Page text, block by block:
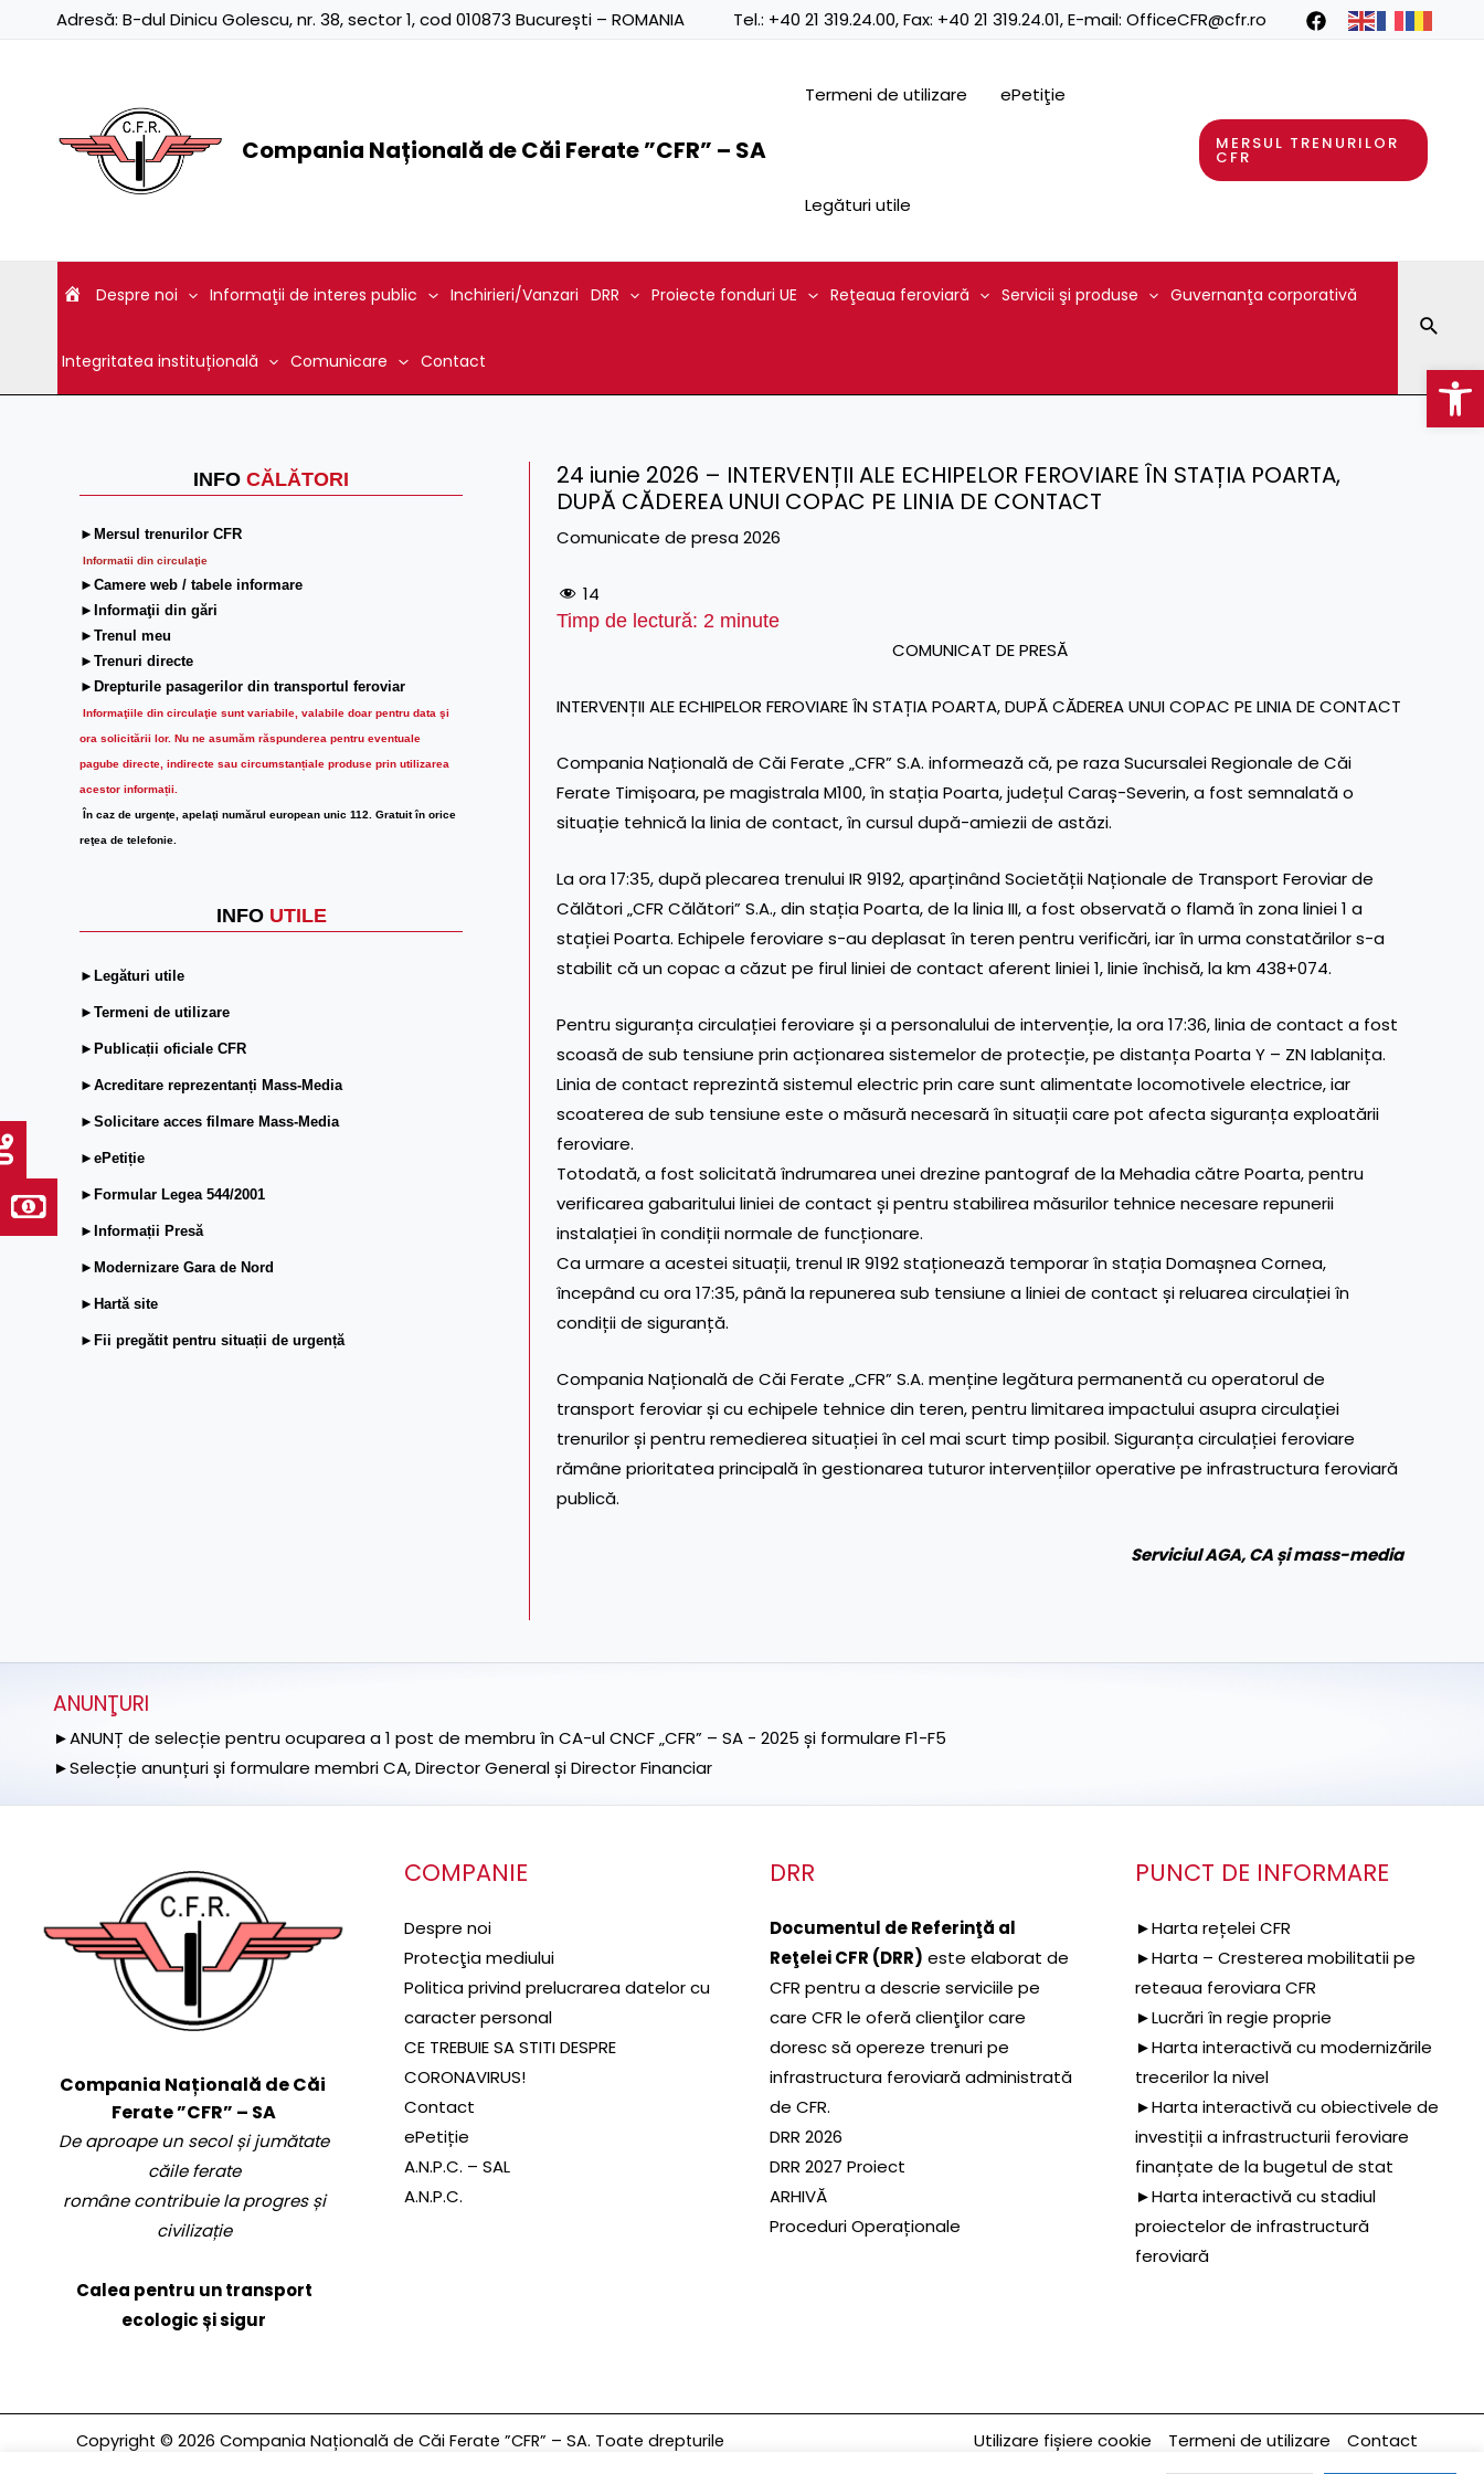
Adresă: B-dul Dinicu Golescu, nr. 38, sector 1, cod 010873 București – ROMANIA Tel.: +40 21 319.24.00, Fax: +40 21 319.24.01, E-mail: OfficeCFR@cfr.ro
Compania Națională de Căi Ferate ”CFR” – SA
Termeni de utilizare ePetiţie
Legături utile
MERSUL TRENURILOR
CFR
Despre noi Informaţii de interes public Inchirieri/Vanzari DRR Proiecte fonduri UE Reţeaua feroviară Servicii şi produse Guvernanţa corporativă
Integritatea instituțională Comunicare Contact
INFO CĂLĂTORI
►Mersul trenurilor CFR
Informatii din circulaţie
►Camere web / tabele informare
►Informaţii din gări
►Trenul meu
►Trenuri directe
►Drepturile pasagerilor din transportul feroviar
Informaţiile din circulaţie sunt variabile, valabile doar pentru data şi
ora solicitării lor. Nu ne asumăm răspunderea pentru eventuale
pagube directe, indirecte sau circumstanțiale produse prin utilizarea
acestor informații.
În caz de urgenţe, apelaţi numărul european unic 112. Gratuit în orice
reţea de telefonie.
INFO UTILE
►Legături utile
►Termeni de utilizare
►Publicații oficiale CFR
►Acreditare reprezentanți Mass-Media
►Solicitare acces filmare Mass-Media
►ePetiție
►Formular Legea 544/2001
►Informații Presă
►Modernizare Gara de Nord
►Hartă site
►Fii pregătit pentru situații de urgență
24 iunie 2026 – INTERVENȚII ALE ECHIPELOR FEROVIARE ÎN STAȚIA POARTA,
DUPĂ CĂDEREA UNUI COPAC PE LINIA DE CONTACT
Comunicate de presa 2026
14
Timp de lectură: 2 minute
COMUNICAT DE PRESĂ
INTERVENȚII ALE ECHIPELOR FEROVIARE ÎN STAȚIA POARTA, DUPĂ CĂDEREA UNUI COPAC PE LINIA DE CONTACT
Compania Națională de Căi Ferate „CFR” S.A. informează că, pe raza Sucursalei Regionale de Căi
Ferate Timișoara, pe magistrala M100, în stația Poarta, județul Caraș-Severin, a fost semnalată o
situație tehnică la linia de contact, în cursul după-amiezii de astăzi.
La ora 17:35, după plecarea trenului IR 9192, aparținând Societății Naționale de Transport Feroviar de
Călători „CFR Călători” S.A., din stația Poarta, de la linia III, a fost observată o flamă în zona liniei 1 a
stației Poarta. Echipele feroviare s-au deplasat în teren pentru verificări, iar în urma constatărilor s-a
stabilit că un copac a căzut pe firul liniei de contact aferent liniei 1, linie închisă, la km 438+074.
Pentru siguranța circulației feroviare și a personalului de intervenție, la ora 17:36, linia de contact a fost
scoasă de sub tensiune prin acționarea sistemelor de protecție, pe distanța Poarta Y – ZN Iablanița.
Linia de contact reprezintă sistemul electric prin care sunt alimentate locomotivele electrice, iar
scoaterea de sub tensiune este o măsură necesară în situații care pot afecta siguranța exploatării
feroviare.
Totodată, a fost solicitată îndrumarea unei drezine pantograf de la Mehadia către Poarta, pentru
verificarea gabaritului liniei de contact și pentru stabilirea măsurilor tehnice necesare repunerii
instalației în condiții normale de funcționare.
Ca urmare a acestei situații, trenul IR 9192 staționează temporar în stația Domașnea Cornea,
începând cu ora 17:35, până la repunerea sub tensiune a liniei de contact și reluarea circulației în
condiții de siguranță.
Compania Națională de Căi Ferate „CFR” S.A. menține legătura permanentă cu operatorul de
transport feroviar și cu echipele tehnice din teren, pentru limitarea impactului asupra circulației
trenurilor și pentru remedierea situației în cel mai scurt timp posibil. Siguranța circulației feroviare
rămâne prioritatea principală în gestionarea tuturor intervențiilor operative pe infrastructura feroviară
publică.
Serviciul AGA, CA și mass-media
ANUNŢURI
►ANUNȚ de selecție pentru ocuparea a 1 post de membru în CA-ul CNCF „CFR” – SA - 2025 și formulare F1-F5
►Selecție anunțuri și formulare membri CA, Director General și Director Financiar
Compania Națională de Căi
Ferate ”CFR” – SA
De aproape un secol și jumătate
căile ferate
române contribuie la progres și
civilizație
Calea pentru un transport
ecologic și sigur
COMPANIE
Despre noi
Protecţia mediului
Politica privind prelucrarea datelor cu
caracter personal
CE TREBUIE SA STITI DESPRE
CORONAVIRUS!
Contact
ePetiție
A.N.P.C. – SAL
A.N.P.C.
DRR
Documentul de Referinţă al
Reţelei CFR (DRR) este elaborat de
CFR pentru a descrie serviciile pe
care CFR le oferă clienţilor care
doresc să opereze trenuri pe
infrastructura feroviară administrată
de CFR.
DRR 2026
DRR 2027 Proiect
ARHIVĂ
Proceduri Operaționale
PUNCT DE INFORMARE
►Harta rețelei CFR
►Harta – Cresterea mobilitatii pe
reteaua feroviara CFR
►Lucrări în regie proprie
►Harta interactivă cu modernizările
trecerilor la nivel
►Harta interactivă cu obiectivele de
investiții a infrastructurii feroviare
finanțate de la bugetul de stat
►Harta interactivă cu stadiul
proiectelor de infrastructură
feroviară
Copyright © 2026 Compania Națională de Căi Ferate ”CFR” – SA. Toate drepturile
Utilizare fișiere cookie Termeni de utilizare Contact